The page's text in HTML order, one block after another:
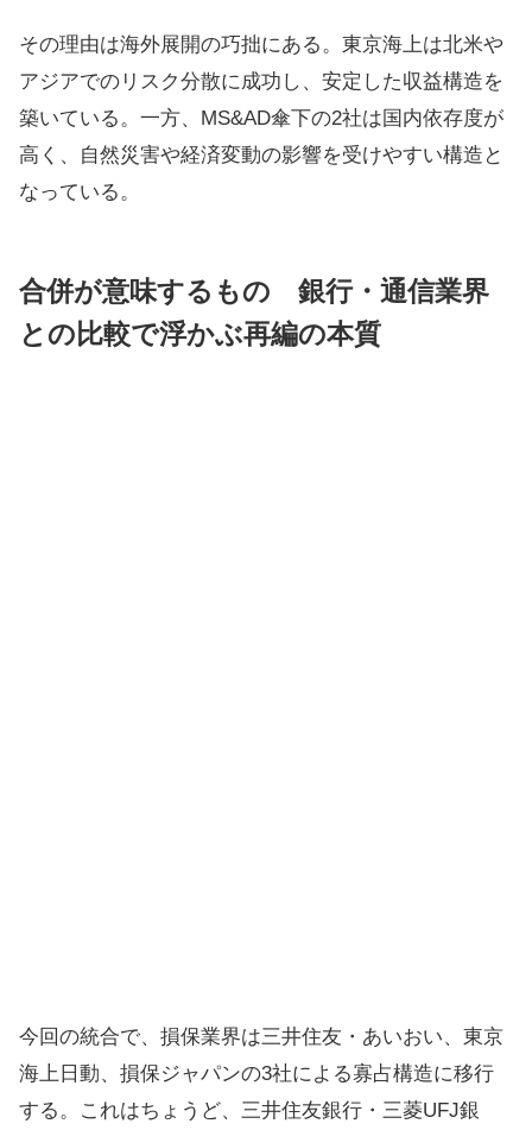
その理由は海外展開の巧拙にある。東京海上は北米や
アジアでのリスク分散に成功し、安定した収益構造を
築いている。一方、MS&AD傘下の2社は国内依存度が
高く、自然災害や経済変動の影響を受けやすい構造と
なっている。
合併が意味するもの 銀行・通信業界
との比較で浮かぶ再編の本質
今回の統合で、損保業界は三井住友・あいおい、東京
海上日動、損保ジャパンの3社による寡占構造に移行
する。これはちょうど、三井住友銀行・三菱UFJ銀